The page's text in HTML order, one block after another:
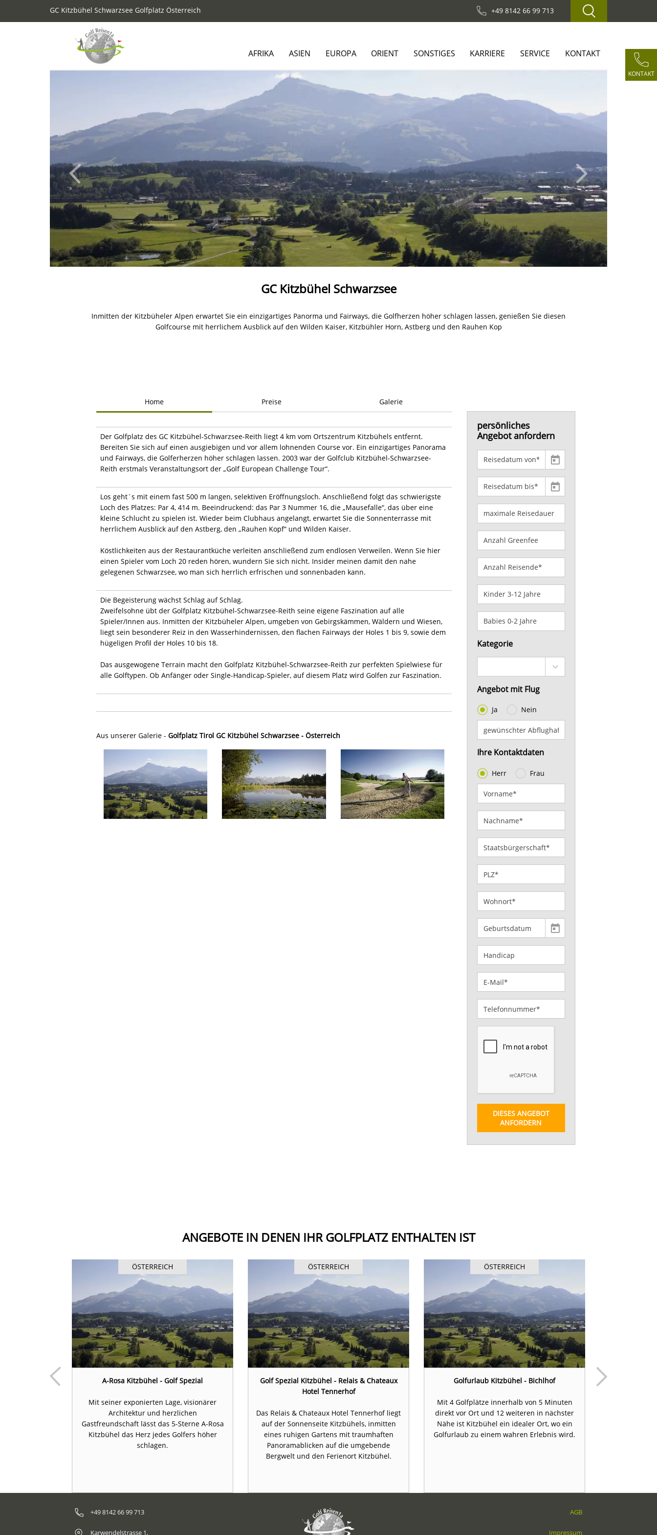
GC Kitzbühel Schwarzsee Golfplatz Österreich +49 8142 66 99 713
KONTAKT
AFRIKA ASIEN EUROPA ORIENT SONSTIGES KARRIERE SERVICE KONTAKT
GC Kitzbühel Schwarzsee
Inmitten der Kitzbüheler Alpen erwartet Sie ein einzigartiges Panorma und Fairways, die Golfherzen höher schlagen lassen, genießen Sie diesen
Golfcourse mit herrlichem Ausblick auf den Wilden Kaiser, Kitzbühler Horn, Astberg und den Rauhen Kop
Home Preise Galerie
Der Golfplatz des GC Kitzbühel-Schwarzsee-Reith liegt 4 km vom Ortszentrum Kitzbühels entfernt.
Bereiten Sie sich auf einen ausgiebigen und vor allem lohnenden Course vor. Ein einzigartiges Panorama
und Fairways, die Golferherzen höher schlagen lassen. 2003 war der Golfclub Kitzbühel-Schwarzsee-
Reith erstmals Veranstaltungsort der „Golf European Challenge Tour“.
Los geht´s mit einem fast 500 m langen, selektiven Eröffnungsloch. Anschließend folgt das schwierigste
Loch des Platzes: Par 4, 414 m. Beeindruckend: das Par 3 Nummer 16, die „Mausefalle“, das über eine
kleine Schlucht zu spielen ist. Wieder beim Clubhaus angelangt, erwartet Sie die Sonnenterrasse mit
herrlichem Ausblick auf den Astberg, den „Rauhen Kopf“ und Wilden Kaiser.
Köstlichkeiten aus der Restaurantküche verleiten anschließend zum endlosen Verweilen. Wenn Sie hier
einen Spieler vom Loch 20 reden hören, wundern Sie sich nicht. Insider meinen damit den nahe
gelegenen Schwarzsee, wo man sich herrlich erfrischen und sonnenbaden kann.
Die Begeisterung wächst Schlag auf Schlag.
Zweifelsohne übt der Golfplatz Kitzbühel-Schwarzsee-Reith seine eigene Faszination auf alle
Spieler/Innen aus. Inmitten der Kitzbüheler Alpen, umgeben von Gebirgskämmen, Wäldern und Wiesen,
liegt sein besonderer Reiz in den Wasserhindernissen, den flachen Fairways der Holes 1 bis 9, sowie dem
hügeligen Profil der Holes 10 bis 18.
Das ausgewogene Terrain macht den Golfplatz Kitzbühel-Schwarzsee-Reith zur perfekten Spielwiese für
alle Golftypen. Ob Anfänger oder Single-Handicap-Spieler, auf diesem Platz wird Golfen zur Faszination.
Aus unserer Galerie - Golfplatz Tirol GC Kitzbühel Schwarzsee - Österreich
persönliches
Angebot anfordern
Kategorie
Angebot mit Flug
Ja Nein
Ihre Kontaktdaten
Herr Frau
DIESES ANGEBOT
ANFORDERN
ANGEBOTE IN DENEN IHR GOLFPLATZ ENTHALTEN IST
ÖSTERREICH
A-Rosa Kitzbühel - Golf Spezial
Mit seiner exponierten Lage, visionärer
Architektur und herzlichen
Gastfreundschaft lässt das 5-Sterne A-Rosa
Kitzbühel das Herz jedes Golfers höher
schlagen.
ÖSTERREICH
Golf Spezial Kitzbühel - Relais & Chateaux
Hotel Tennerhof
Das Relais & Chateaux Hotel Tennerhof liegt
auf der Sonnenseite Kitzbühels, inmitten
eines ruhigen Gartens mit traumhaften
Panoramablicken auf die umgebende
Bergwelt und den Ferienort Kitzbühel.
ÖSTERREICH
Golfurlaub Kitzbühel - Bichlhof
Mit 4 Golfplätze innerhalb von 5 Minuten
direkt vor Ort und 12 weiteren in nächster
Nähe ist Kitzbühel ein idealer Ort, wo ein
Golfurlaub zu einem wahren Erlebnis wird.
+49 8142 66 99 713
Karwendelstrasse 1,
AGB
Impressum